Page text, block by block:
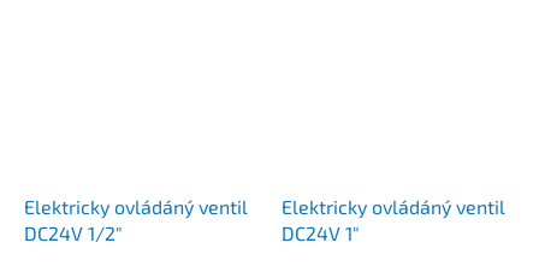
Elektricky ovládáný ventil
DC24V 1/2"
Elektricky ovládáný ventil
DC24V 1"